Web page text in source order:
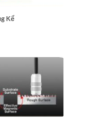
Kể